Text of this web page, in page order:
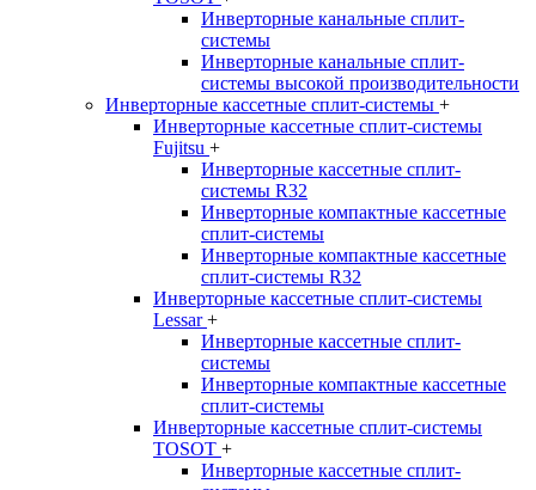
Инверторные канальные сплит-
системы
Инверторные канальные сплит-
системы высокой производительности
Инверторные кассетные сплит-системы +
Инверторные кассетные сплит-системы
Fujitsu +
Инверторные кассетные сплит-
системы R32
Инверторные компактные кассетные
сплит-системы
Инверторные компактные кассетные
сплит-системы R32
Инверторные кассетные сплит-системы
Lessar+
Инверторные кассетные сплит-
системы
Инверторные компактные кассетные
сплит-системы
Инверторные кассетные сплит-системы
TOSOT +
Инверторные кассетные сплит-